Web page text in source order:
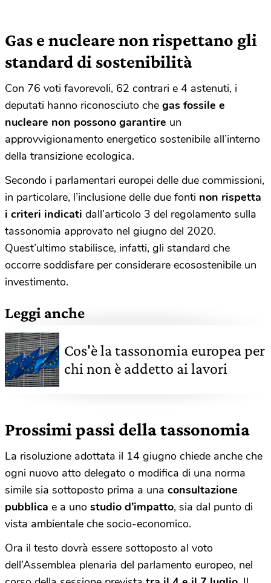
Gas e nucleare non rispettano gli
standard di sostenibilità
Con 76 voti favorevoli, 62 contrari e 4 astenuti, i
deputati hanno riconosciuto che gas fossile e
nucleare non possono garantire un
approvvigionamento energetico sostenibile all’interno
della transizione ecologica.
Secondo i parlamentari europei delle due commissioni,
in particolare, l’inclusione delle due fonti non rispetta
i criteri indicati dall’articolo 3 del regolamento sulla
tassonomia approvato nel giugno del 2020.
Quest’ultimo stabilisce, infatti, gli standard che
occorre soddisfare per considerare ecosostenibile un
investimento.
Leggi anche
Cos'è la tassonomia europea per
chi non è addetto ai lavori
Prossimi passi della tassonomia
La risoluzione adottata il 14 giugno chiede anche che
ogni nuovo atto delegato o modifica di una norma
simile sia sottoposto prima a una consultazione
pubblica e a uno studio d’impatto, sia dal punto di
vista ambientale che socio-economico.
Ora il testo dovrà essere sottoposto al voto
dell’Assemblea plenaria del parlamento europeo, nel